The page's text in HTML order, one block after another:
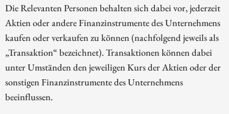
Die Relevanten Personen behalten sich dabei vor, jederzeit
Aktien oder andere Finanzinstrumente des Unternehmens
kaufen oder verkaufen zu können (nachfolgend jeweils als
„Transaktion“ bezeichnet). Transaktionen können dabei
unter Umständen den jeweiligen Kurs der Aktien oder der
sonstigen Finanzinstrumente des Unternehmens
beeinflussen.